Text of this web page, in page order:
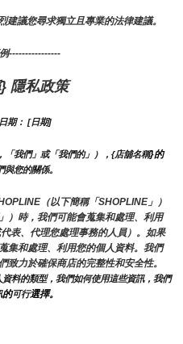
議您尋求獨立且專業的法律建議。
----------------
隱私政策
期： [日期]
「我們」或「我們的」），{店舖名稱}的
與您的關係。
（以下簡稱「SHOPLINE」）
）時，我們可能會蒐集和處理、利用
表、代理您處理事務的人員）。如果
集和處理、利用您的個人資料。我們
致力於確保商店的完整性和安全性。
料的類型，我們如何使用這些資訊，我們
的可行選擇。